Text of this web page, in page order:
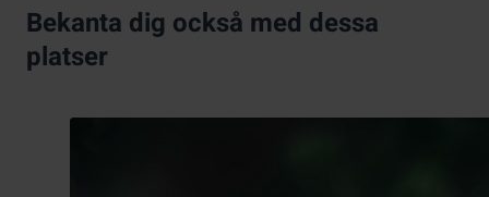
Bekanta dig också med dessa
platser